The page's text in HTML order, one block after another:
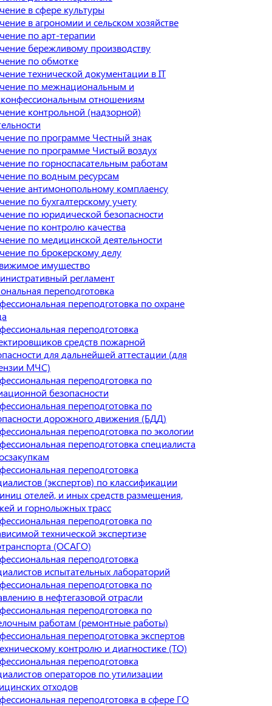
в сфере культуры
в агрономии и сельском хозяйстве
по арт-терапии
бережливому производству
по обмотке
технической документации в IT
по межнациональным и
отношениям
контрольной (надзорной)
по программе Честный знак
по программе Чистый воздух
по горноспасательным работам
по водным ресурсам
антимонопольному комплаенсу
по бухгалтерскому учету
по юридической безопасности
по контролю качества
по медицинской деятельности
по брокерскому делу
имущество
регламент
переподготовка
переподготовка по охране
переподготовка
средств пожарной
для дальнейшей аттестации (для
МЧС)
переподготовка по
безопасности
переподготовка по
дорожного движения (БДД)
переподготовка по экологии
переподготовка специалиста
переподготовка
(экспертов) по классификации
отелей, и иных средств размещения,
и горнолыжных трасс
переподготовка по
технической экспертизе
(ОСАГО)
переподготовка
испытательных лабораторий
переподготовка по
в нефтегазовой отрасли
переподготовка по
работам (ремонтные работы)
переподготовка экспертов
контролю и диагностике (ТО)
переподготовка
операторов по утилизации
отходов
переподготовка в сфере ГО